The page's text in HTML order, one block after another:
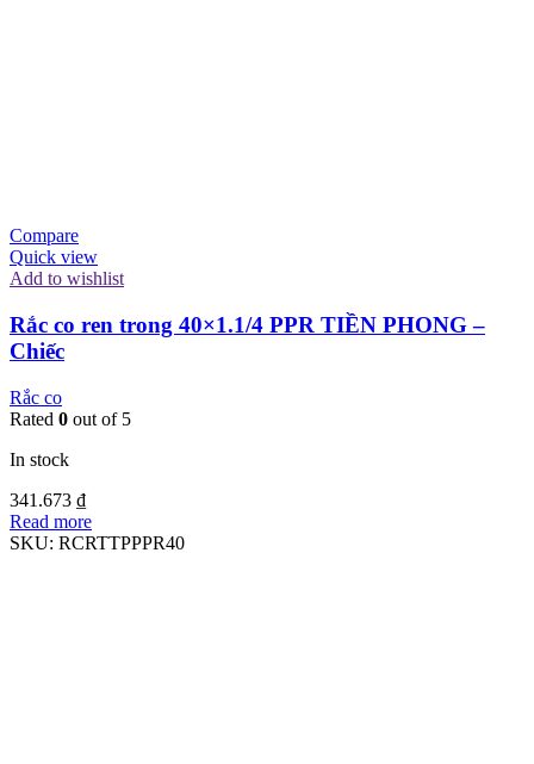
Compare
Quick view
Add to wishlist
Rắc co ren trong 40×1.1/4 PPR TIỀN PHONG –
Chiếc
Rắc co
Rated 0 out of 5
In stock
341.673 ₫
Read more
SKU: RCRTTPPPR40